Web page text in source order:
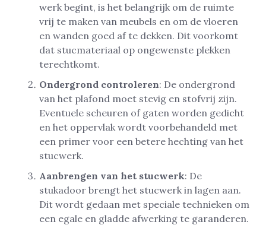
werk begint, is het belangrijk om de ruimte
vrij te maken van meubels en om de vloeren
en wanden goed af te dekken. Dit voorkomt
dat stucmateriaal op ongewenste plekken
terechtkomt.
Ondergrond controleren: De ondergrond
van het plafond moet stevig en stofvrij zijn.
Eventuele scheuren of gaten worden gedicht
en het oppervlak wordt voorbehandeld met
een primer voor een betere hechting van het
stucwerk.
Aanbrengen van het stucwerk: De
stukadoor brengt het stucwerk in lagen aan.
Dit wordt gedaan met speciale technieken om
een egale en gladde afwerking te garanderen.